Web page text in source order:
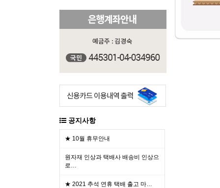
공지사항
★ 10월 휴무안내
원자재 인상과 택배사 배송비 인상으
로…
★ 2021 추석 연휴 택배 출고 마…